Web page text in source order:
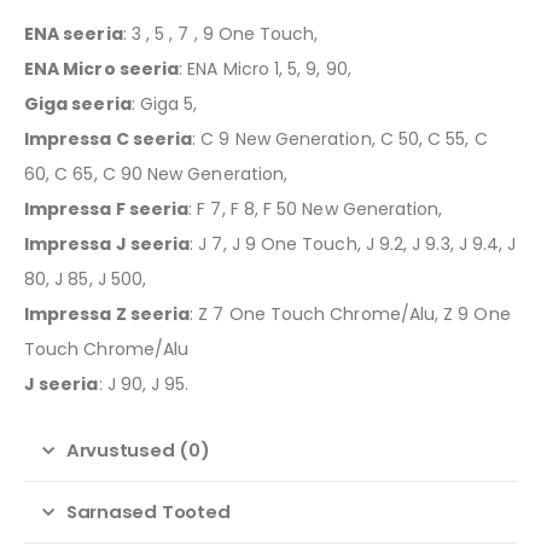
ENA seeria: 3 , 5 , 7 , 9 One Touch,
ENA Micro seeria: ENA Micro 1, 5, 9, 90,
Giga seeria: Giga 5,
Impressa C seeria: C 9 New Generation, C 50, C 55, C
60, C 65, C 90 New Generation,
Impressa F seeria: F 7, F 8, F 50 New Generation,
Impressa J seeria: J 7, J 9 One Touch, J 9.2, J 9.3, J 9.4, J
80, J 85, J 500,
Impressa Z seeria: Z 7 One Touch Chrome/Alu, Z 9 One
Touch Chrome/Alu
J seeria: J 90, J 95.
Arvustused (0)
Sarnased Tooted